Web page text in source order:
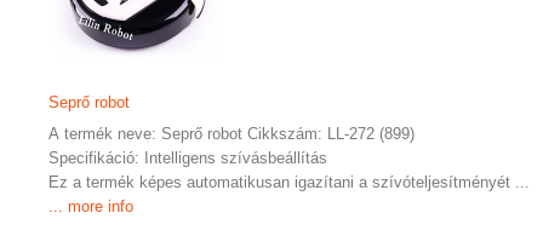
Seprő robot
A termék neve: Seprő robot Cikkszám: LL-272 (899)
Specifikáció: Intelligens szívásbeállítás
Ez a termék képes automatikusan igazítani a szívóteljesítményét ...
... more info